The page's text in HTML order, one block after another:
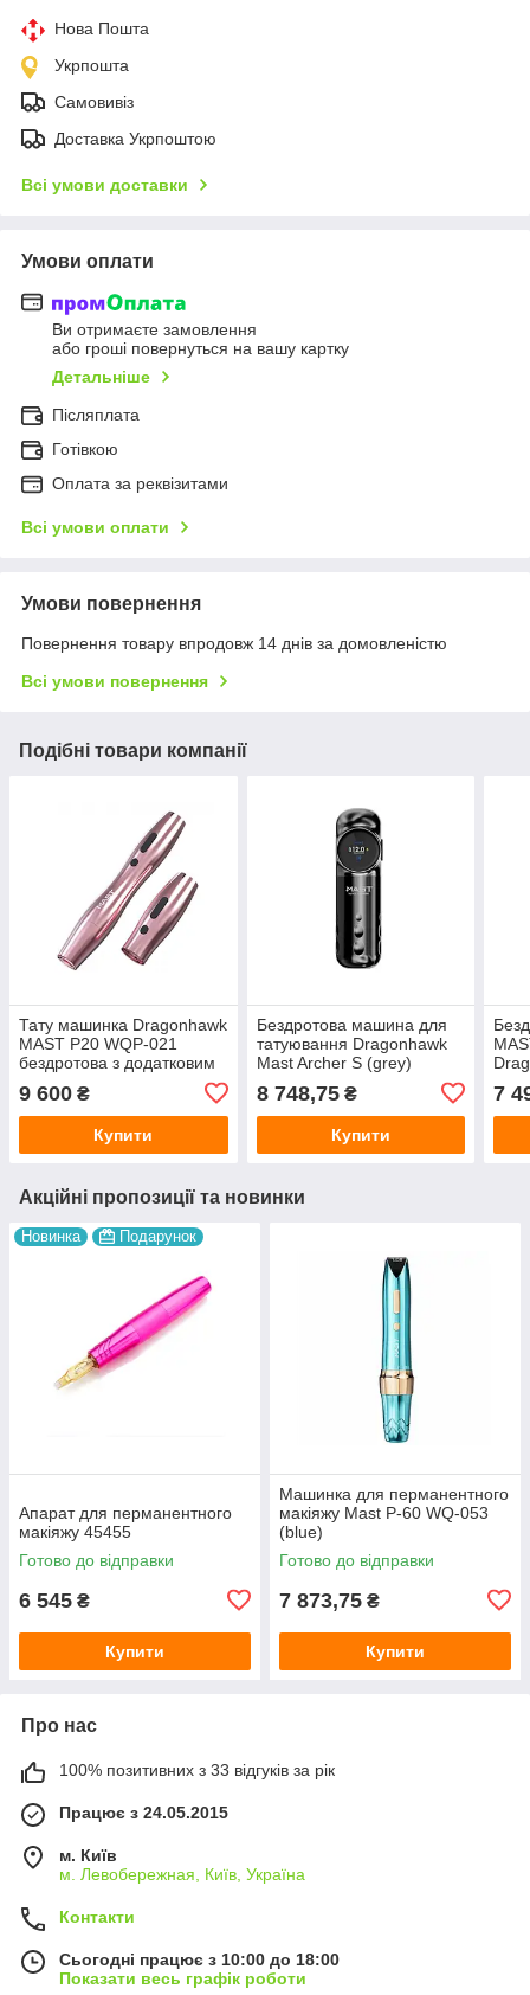
Нова Пошта
Укрпошта
Самовивіз
Доставка Укрпоштою
Всі умови доставки
Умови оплати
Ви отримаєте замовлення
або гроші повернуться на вашу картку
Детальніше
Післяплата
Готівкою
Оплата за реквізитами
Всі умови оплати
Умови повернення
Повернення товару впродовж 14 днів за домовленістю
Всі умови повернення
Подібні товари компанії
Тату машинка Dragonhawk
MAST P20 WQP-021
бездротова з додатковим
9 600 ₴
Купити
Бездротова машина для
татуювання Dragonhawk
Mast Archer S (grey)
8 748,75₴
Купити
7
Акційні пропозиції та новинки
Новинка Подарунок
Апарат для перманентного
макіяжу 45455
Готово до відправки
6 545 ₴
Купити
Машинка для перманентного
макіяжу Mast P-60 WQ-053
(blue)
Готово до відправки
7 873,75 ₴
Купити
Про нас
100% позитивних з 33 відгуків за рік
Працює з 24.05.2015
м. Київ
м. Левобережная, Київ, Україна
Контакти
Сьогодні працює з 10:00 до 18:00
Показати весь графік роботи